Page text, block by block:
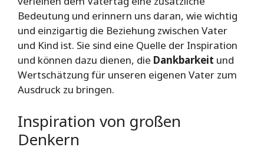
Bedeutung und erinnern uns daran, wie wichtig
und einzigartig die Beziehung zwischen Vater
und Kind ist. Sie sind eine Quelle der Inspiration
und können dazu dienen, die Dankbarkeit und
Wertschätzung für unseren eigenen Vater zum
Ausdruck zu bringen.
Inspiration von großen
Denkern